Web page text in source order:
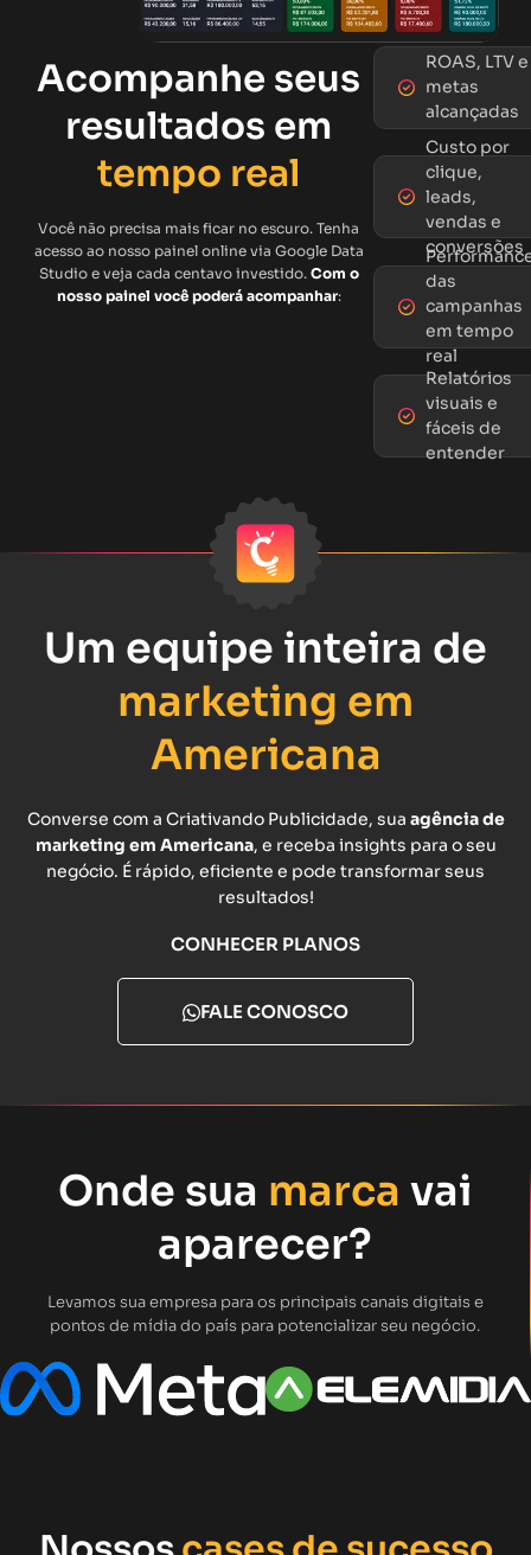
Acompanhe seus
resultados em
tempo real
Você não precisa mais ficar no escuro. Tenha
acesso ao nosso painel online via Google Data
Studio e veja cada centavo investido. Com o
nosso painel você poderá acompanhar:
ROAS, LTV e
metas
alcançadas
Custo por
clique,
leads,
vendas e
conversões
das
campanhas
em tempo
real
Relatórios
visuais e
fáceis de
entender
Um equipe inteira de
marketing em
Americana
Converse com a Criativando Publicidade, sua agência de
marketing em Americana, e receba insights para o seu
negócio. É rápido, eficiente e pode transformar seus
resultados!
CONHECER PLANOS
FALE CONOSCO
Onde sua marca vai
aparecer?
Levamos sua empresa para os principais canais digitais e
pontos de mídia do país para potencializar seu negócio.